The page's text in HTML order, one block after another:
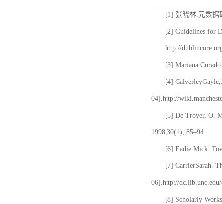
[1] 张晓林.元数据
[2] Guidelines for
http://
[3] Mariana
[4]
04].http://
[5] De Troyer, O.
1998,30(1), 85–94.
[6] Eadie Mick.
[7] CarrierSarah.
06].http://
[8] Scholarly